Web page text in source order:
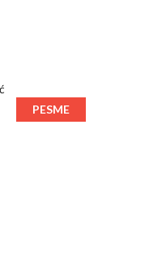
PESME